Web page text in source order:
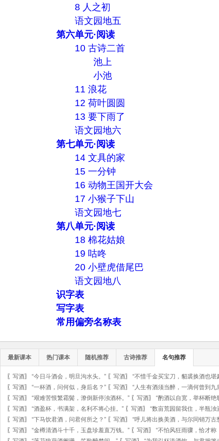
8 人之初
语文园地五
第六单元·阅读
10 古诗二首
池上
小池
11 浪花
12 荷叶圆圆
13 要下雨了
语文园地六
第七单元·阅读
14 文具的家
15 一分钟
16 动物王国开大会
17 小猴子下山
语文园地七
第八单元·阅读
18 棉花姑娘
19 咕咚
20 小壁虎借尾巴
语文园地八
识字表
写字表
常用偏旁名称表
最新课本 热门课本 随机推荐 古诗推荐 名句推荐
〖 写酒〗 “今日斗酒会，明旦沟水头。” 〖 写酒〗 “不惜千金买宝刀，貂裘换酒也堪
〖 写酒〗 “一杯酒，问何似，身后名？” 〖 写酒〗 “人生有酒须当醉，一滴何曾到九
〖 写酒〗 “艰难苦恨繁霜鬓，潦倒新停浊酒杯。” 〖 写酒〗 “酌酒以自宽，举杯断绝
〖 写酒〗 “酒盈杯，书满架，名利不将心挂。” 〖 写酒〗 “数亩荒园留我住，半瓶浊
〖 写酒〗 “下马饮君酒，问君何所之？” 〖 写酒〗 “呼儿将出换美酒，与尔同销万古
〖 写酒〗 “金樽清酒斗十千，玉盘珍羞直万钱。” 〖 写酒〗 “不怕风狂雨骤，恰才称